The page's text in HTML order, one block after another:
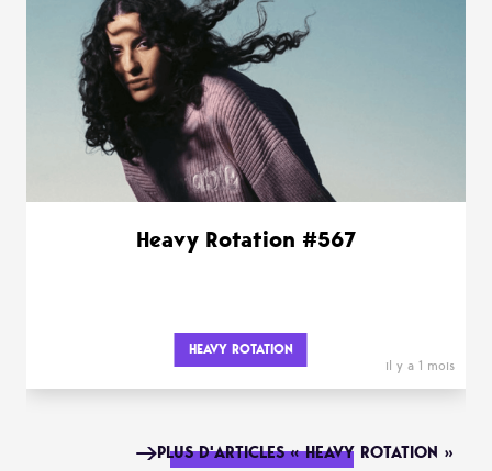
Heavy Rotation #567
HEAVY ROTATION
il y a 1 mois
PLUS D'ARTICLES « HEAVY ROTATION »